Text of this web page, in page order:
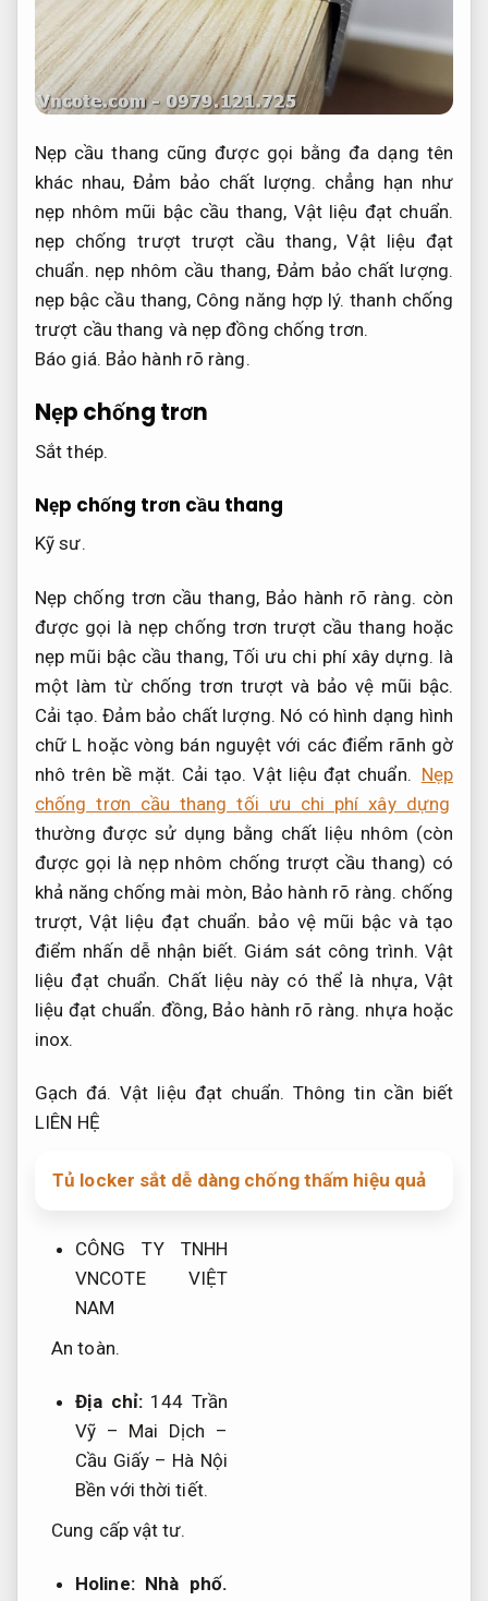
Nẹp cầu thang cũng được gọi bằng đa dạng tên
khác nhau, Đảm bảo chất lượng. chẳng hạn như
nẹp nhôm mũi bậc cầu thang, Vật liệu đạt chuẩn.
nẹp chống trượt trượt cầu thang,Vật liệu đạt
chuẩn. nẹp nhôm cầu thang, Đảm bảo chất lượng.
nẹp bậc cầu thang, Công năng hợp lý. thanh chống
trượt cầu thang và nẹp đồng chống trơn.
Báo giá. Bảo hành rõ ràng.
Nẹp chống trơn
Sắt thép.
Nẹp chống trơn cầu thang
Kỹ sư.
Nẹp chống trơn cầu thang, Bảo hành rõ ràng. còn
được gọi là nẹp chống trơn trượt cầu thang hoặc
nẹp mũi bậc cầu thang, Tối ưu chi phí xây dựng. là
một làm từ chống trơn trượt và bảo vệ mũi bậc.
Cải tạo. Đảm bảo chất lượng. Nó có hình dạng hình
chữ L hoặc vòng bán nguyệt với các điểm rãnh gờ
nhô trên bề mặt. Cải tạo. Vật liệu đạt chuẩn. Nẹp
chống trơn cầu thang tối ưu chi phí xây dựng
thường được sử dụng bằng chất liệu nhôm (còn
được gọi là nẹp nhôm chống trượt cầu thang) có
khả năng chống mài mòn, Bảo hành rõ ràng. chống
trượt, Vật liệu đạt chuẩn. bảo vệ mũi bậc và tạo
điểm nhấn dễ nhận biết. Giám sát công trình. Vật
liệu đạt chuẩn. Chất liệu này có thể là nhựa, Vật
liệu đạt chuẩn. đồng, Bảo hành rõ ràng. nhựa hoặc
inox.
Gạch đá. Vật liệu đạt chuẩn. Thông tin cần biết
LIÊN HỆ
Tủ locker sắt dễ dàng chống thấm hiệu quả
CÔNG TY TNHH
VNCOTE VIỆT
NAM
An toàn.
Địa chỉ:144 Trần
Vỹ – Mai Dịch –
Cầu Giấy – Hà Nội
Bền với thời tiết.
Cung cấp vật tư.
Holine: Nhà phố.